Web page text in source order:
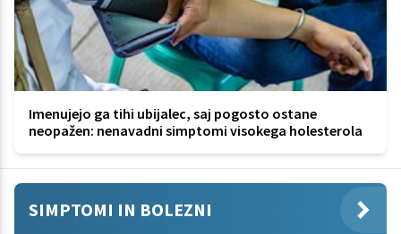
Imenujejo ga tihi ubijalec, saj pogosto ostane
neopažen: nenavadni simptomi visokega holesterola
SIMPTOMI IN BOLEZNI